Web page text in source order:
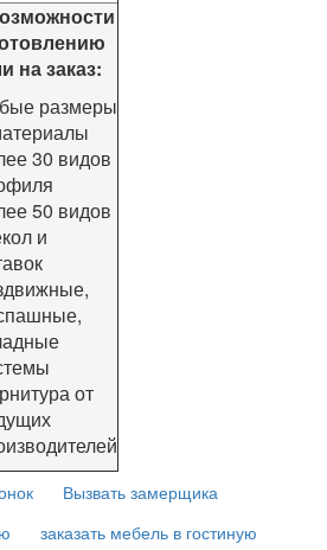
на заказ:
размеры
30 видов
50 видов
и
от
Вызвать замерщика
заказать мебель в гостиную